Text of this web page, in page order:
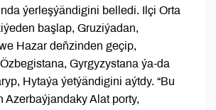
ýerleşýändigini belledi. Ilçi Orta
başlap, Gruziýadan,
Hazar deňzinden geçip,
Gyrgyzystana ýa-da
Hytaýa ýetýändigini aýtdy. “Bu
Azerbaýjandaky Alat porty,